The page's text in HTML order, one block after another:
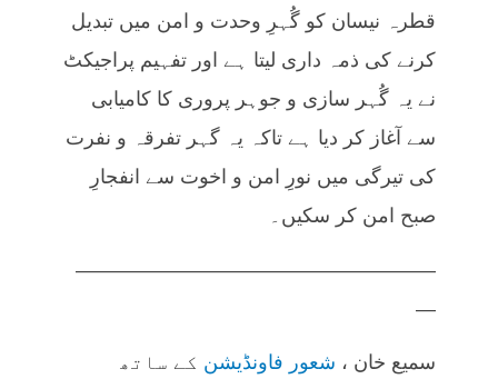
قطرہ نیسان کو گُہرِ وحدت و امن میں تبدیل
کرنے کی ذمہ داری لیتا ہے اور تفہیم پراجیکٹ
نے یہ گُہر سازی و جوہر پروری کا کامیابی
سے آغاز کر دیا ہے تاکہ یہ گہر تفرقہ و نفرت
کی تیرگی میں نورِ امن و اخوت سے انفجارِ
صبح امن کر سکیں۔
——————————————————
—
سمیع خان ، شعور فاونڈیشن کے ساتھ